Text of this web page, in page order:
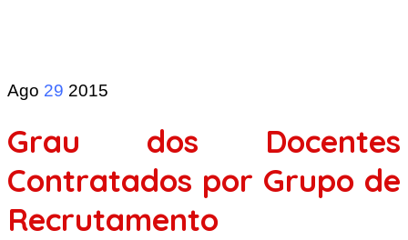
Ago 29 2015
Grau dos Docentes
Contratados por Grupo de
Recrutamento